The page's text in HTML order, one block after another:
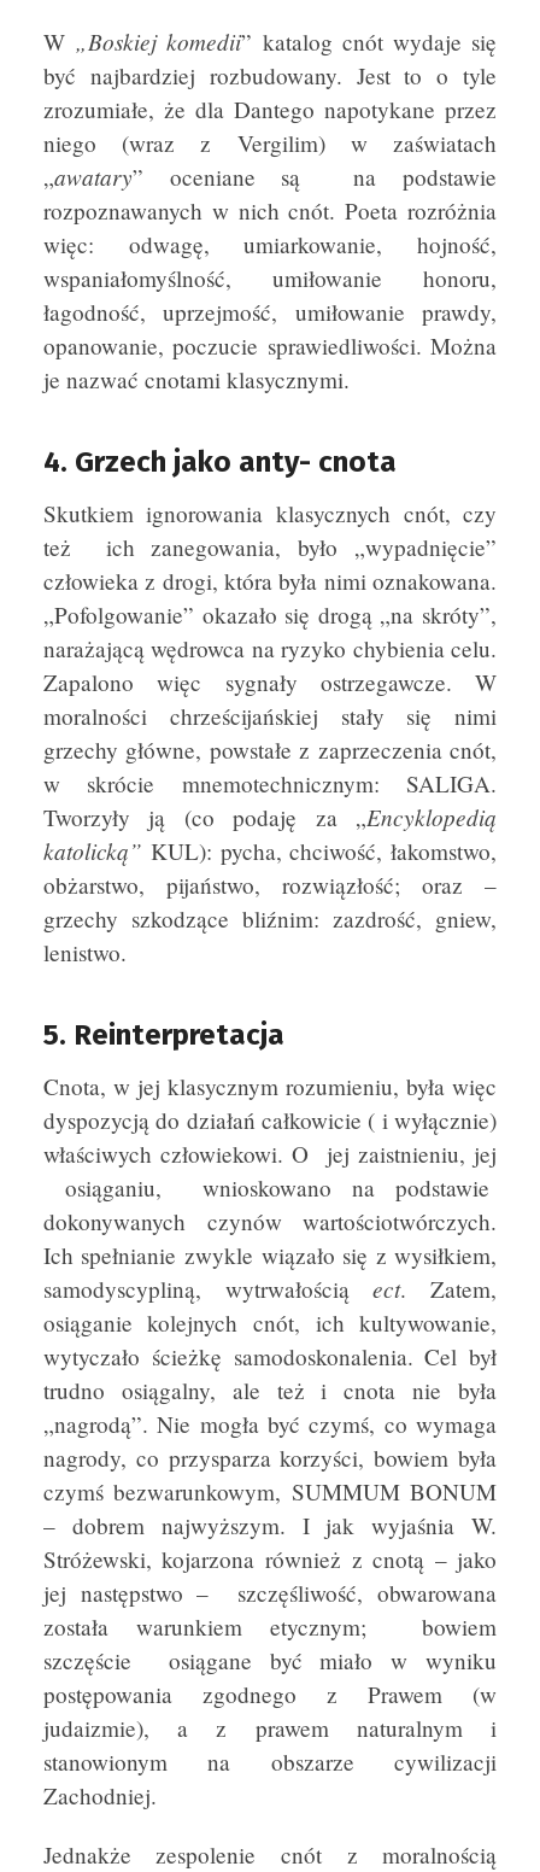
W „Boskiej komedii” katalog cnót wydaje się
być najbardziej rozbudowany. Jest to o tyle
zrozumiałe, że dla Dantego napotykane przez
niego (wraz z Vergilim) w zaświatach
„awatary” oceniane są na podstawie
rozpoznawanych w nich cnót. Poeta rozróżnia
więc: odwagę, umiarkowanie, hojność,
wspaniałomyślność, umiłowanie honoru,
łagodność, uprzejmość, umiłowanie prawdy,
opanowanie, poczucie sprawiedliwości. Można
je nazwać cnotami klasycznymi.
4. Grzech jako anty- cnota
Skutkiem ignorowania klasycznych cnót, czy
też ich zanegowania, było „wypadnięcie”
człowieka z drogi, która była nimi oznakowana.
„Pofolgowanie” okazało się drogą „na skróty”,
narażającą wędrowca na ryzyko chybienia celu.
Zapalono więc sygnały ostrzegawcze. W
moralności chrześcijańskiej stały się nimi
grzechy główne, powstałe z zaprzeczenia cnót,
w skrócie mnemotechnicznym: SALIGA.
Tworzyły ją (co podaję za „Encyklopedią
katolicką” KUL): pycha, chciwość, łakomstwo,
obżarstwo, pijaństwo, rozwiązłość; oraz –
grzechy szkodzące bliźnim: zazdrość, gniew,
lenistwo.
5. Reinterpretacja
Cnota, w jej klasycznym rozumieniu, była więc
dyspozycją do działań całkowicie ( i wyłącznie)
właściwych człowiekowi. O jej zaistnieniu, jej
osiąganiu, wnioskowano na podstawie
dokonywanych czynów wartościotwórczych.
Ich spełnianie zwykle wiązało się z wysiłkiem,
samodyscypliną, wytrwałościąect. Zatem,
osiąganie kolejnych cnót, ich kultywowanie,
wytyczało ścieżkę samodoskonalenia. Cel był
trudno osiągalny, ale też i cnota nie była
„nagrodą”. Nie mogła być czymś, co wymaga
nagrody, co przysparza korzyści, bowiem była
czymś bezwarunkowym, SUMMUM BONUM
– dobrem najwyższym. I jak wyjaśnia W.
Stróżewski, kojarzona również z cnotą – jako
jej następstwo – szczęśliwość, obwarowana
została warunkiem etycznym; bowiem
szczęście osiągane być miało w wyniku
postępowania zgodnego z Prawem (w
judaizmie), a z prawem naturalnym i
stanowionym na obszarze cywilizacji
Zachodniej.
Jednakże zespolenie cnót z moralnością